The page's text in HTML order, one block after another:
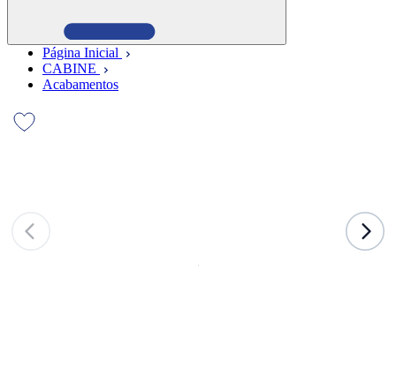
Página Inicial
CABINE
Acabamentos